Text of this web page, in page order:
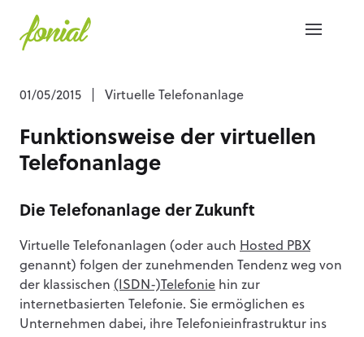
01/05/2015 Virtuelle Telefonanlage
Funktionsweise der virtuellen
Telefonanlage
Die Telefonanlage der Zukunft
Virtuelle Telefonanlagen (oder auch Hosted PBX
genannt) folgen der zunehmenden Tendenz weg von
der klassischen (ISDN-)Telefonie hin zur
internetbasierten Telefonie. Sie ermöglichen es
Unternehmen dabei, ihre Telefonieinfrastruktur ins